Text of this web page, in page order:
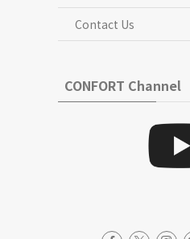
Contact Us
CONFORT Channel